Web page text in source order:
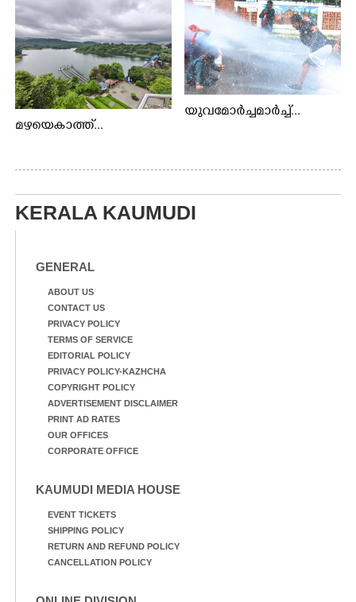
മഴയെകാത്ത്...
യുവമോർച്ചമാർച്ച്...
KERALA KAUMUDI
GENERAL
ABOUT US
CONTACT US
PRIVACY POLICY
TERMS OF SERVICE
EDITORIAL POLICY
PRIVACY POLICY-KAZHCHA
COPYRIGHT POLICY
ADVERTISEMENT DISCLAIMER
PRINT AD RATES
OUR OFFICES
CORPORATE OFFICE
KAUMUDI MEDIA HOUSE
EVENT TICKETS
SHIPPING POLICY
RETURN AND REFUND POLICY
CANCELLATION POLICY